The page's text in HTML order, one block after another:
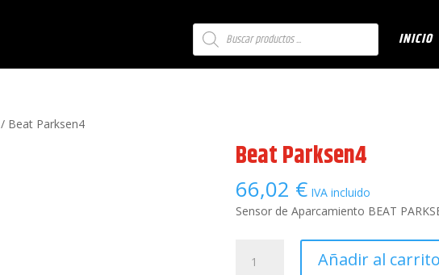
Búsqueda
de
productos
INICIO
/ Beat Parksen4
Beat Parksen4
66,02 € IVA incluido
Sensor de Aparcamiento BEAT
Parksen4
Añadir al carrito